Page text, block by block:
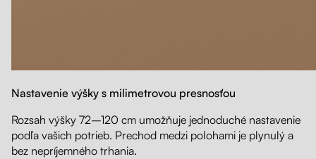
Nastavenie výšky s milimetrovou presnosťou
Rozsah výšky 72–120 cm umožňuje jednoduché nastavenie
podľa vašich potrieb. Prechod medzi polohami je plynulý a
bez nepríjemného trhania.